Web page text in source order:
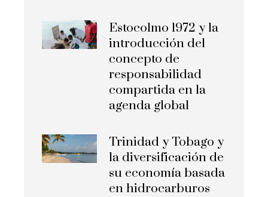
Estocolmo 1972 y la
introducción del
concepto de
responsabilidad
compartida en la
agenda global
Trinidad y Tobago y
la diversificación de
su economía basada
en hidrocarburos